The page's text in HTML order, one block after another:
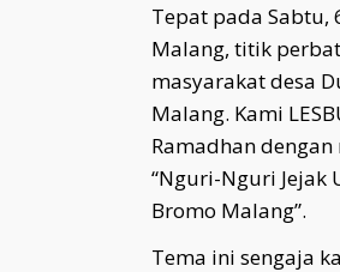
Tepat pada Sabtu,
Malang, titik
masyarakat desa
Malang. Kami
Ramadhan
“Nguri-Nguri Jejak
Bromo Malang”.
Tema ini sengaja